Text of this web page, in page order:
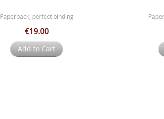
Paperback, perfect binding
€19.00
Add to Cart